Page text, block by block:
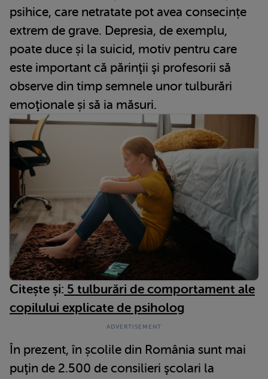
psihice, care netratate pot avea consecințe
extrem de grave. Depresia, de exemplu,
poate duce și la suicid, motiv pentru care
este important că părinţii şi profesorii să
observe din timp semnele unor tulburări
emoţionale și să ia măsuri.
Citește și: 5 tulburări de comportament ale
copilului explicate de psiholog
În prezent, în școlile din România sunt mai
puţin de 2.500 de consilieri şcolari la